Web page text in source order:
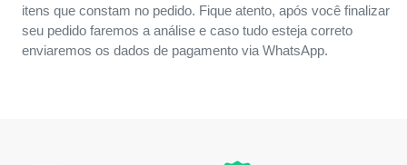
itens que constam no pedido. Fique atento, após você finalizar
seu pedido faremos a análise e caso tudo esteja correto
enviaremos os dados de pagamento via WhatsApp.